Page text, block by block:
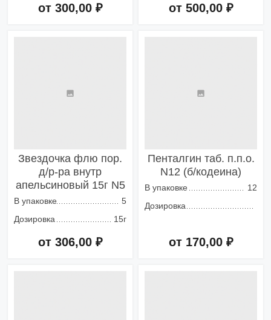
от 300,00 ₽ от 500,00 ₽
Звездочка флю пор.
д/р-ра внутр
апельсиновый 15г N5
В упаковке
5
Дозировка
15г
от 306,00 ₽
Пенталгин таб. п.п.о.
N12 (б/кодеина)
В упаковке
12
Дозировка
от 170,00 ₽